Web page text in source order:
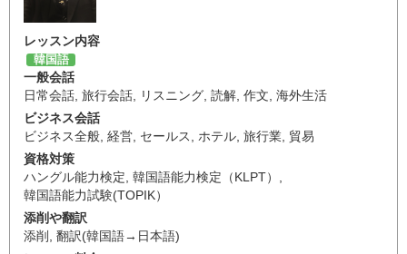
レッスン内容
韓国語
一般会話
日常会話, 旅行会話, リスニング, 読解, 作文, 海外生活
ビジネス会話
ビジネス全般, 経営, セールス, ホテル, 旅行業, 貿易
資格対策
ハングル能力検定, 韓国語能力検定（KLPT） ,
韓国語能力試験(TOPIK）
添削や翻訳
添削 , 翻訳(韓国語→日本語)